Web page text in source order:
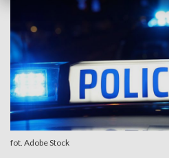
fot. Adobe Stock